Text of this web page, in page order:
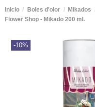
Inicio Boles d'olor Mikados
Flower Shop - Mikado 200 ml.
-10%